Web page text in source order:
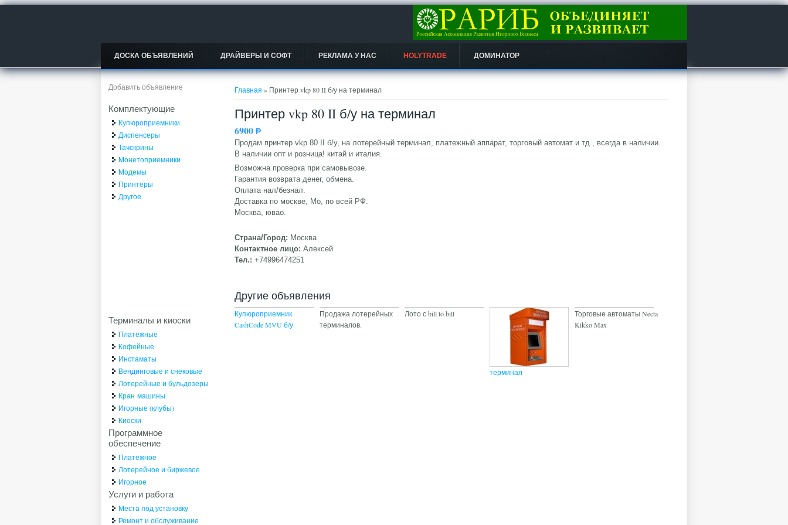
ДОСКА ОБЪЯВЛЕНИЙ ДРАЙВЕРЫ И СОФТ РЕКЛАМА У НАС HOLYTRADE ДОМИНАТОР
Вы здесь
Главная » Принтер vkp 80 II б/у на терминал
Принтер vkp 80 II б/у на терминал
6900Ᵽ
Продам принтер vkp 80 II б/у, на лотерейный терминал, платежный аппарат, торговый автомат и тд., всегда в наличии.
В наличии опт и розница! китай и италия.
Возможна проверка при самовывозе.
Гарантия возврата денег, обмена.
Оплата нал/безнал.
Доставка по москве, Мо, по всей РФ.
Москва, ювао.
Страна/Город: Москва
Контактное лицо:Алексей
Тел.:+74996474251
Другие объявления
Купюроприемник
CashCode MVU б/у
Продажа лотерейных
терминалов.
Лото с bill to bill
терминал
Торговые автоматы Necta
Kikko Max
Добавить объявление
Комплектующие
Купюроприемники
Диспенсеры
Тачскрины
Монетоприемники
Модемы
Принтеры
Другое
Терминалы и киоски
Платежные
Кофейные
Инстаматы
Вендинговые и снековые
Лотерейные и бульдозеры
Кран-машины
Игорные (клубы)
Киоски
Программное
обеспечение
Платежное
Лотерейное и биржевое
Игорное
Услуги и работа
Места под установку
Ремонт и обслуживание